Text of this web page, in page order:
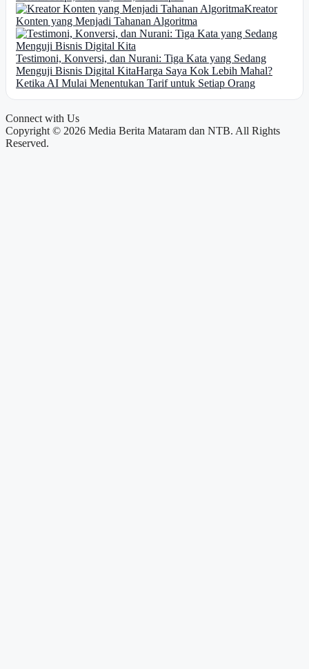
Kreator
Konten yang Menjadi Tahanan Algoritma
Testimoni, Konversi, dan Nurani: Tiga Kata yang Sedang
Menguji Bisnis Digital KitaHarga Saya Kok Lebih Mahal?
Ketika AI Mulai Menentukan Tarif untuk Setiap Orang
Connect with Us
Copyright © 2026 Media Berita Mataram dan NTB. All Rights
Reserved.